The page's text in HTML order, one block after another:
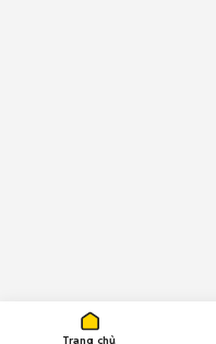
Trang chủ